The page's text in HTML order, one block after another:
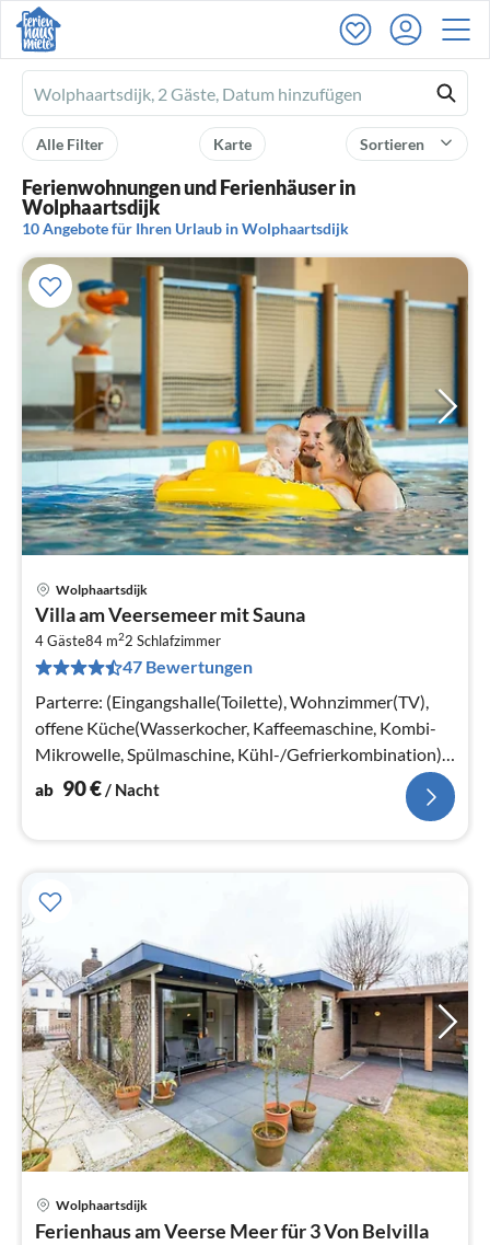
Ferienhausmiete
logo
Sortieren
Karte
Alle Filter
Ferienwohnungen und Ferienhäuser in
Wolphaartsdijk
10 Angebote für Ihren Urlaub in Wolphaartsdijk
Wolphaartsdijk
Villa am Veersemeer mit Sauna
4 Gäste84 m22 Schlafzimmer
47 Bewertungen
Parterre: (Eingangshalle(Toilette), Wohnzimmer(TV),
offene Küche(Wasserkocher, Kaffeemaschine, Kombi-
Mikrowelle, Spülmaschine, Kühl-/Gefrierkombination))
In der 1.
ab 90€/ Nacht
Wolphaartsdijk
Ferienhaus am Veerse Meer für 3 Von Belvilla